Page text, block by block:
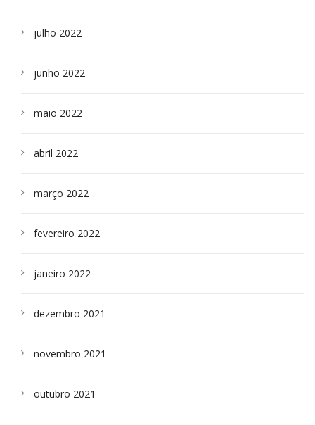
julho 2022
junho 2022
maio 2022
abril 2022
março 2022
fevereiro 2022
janeiro 2022
dezembro 2021
novembro 2021
outubro 2021